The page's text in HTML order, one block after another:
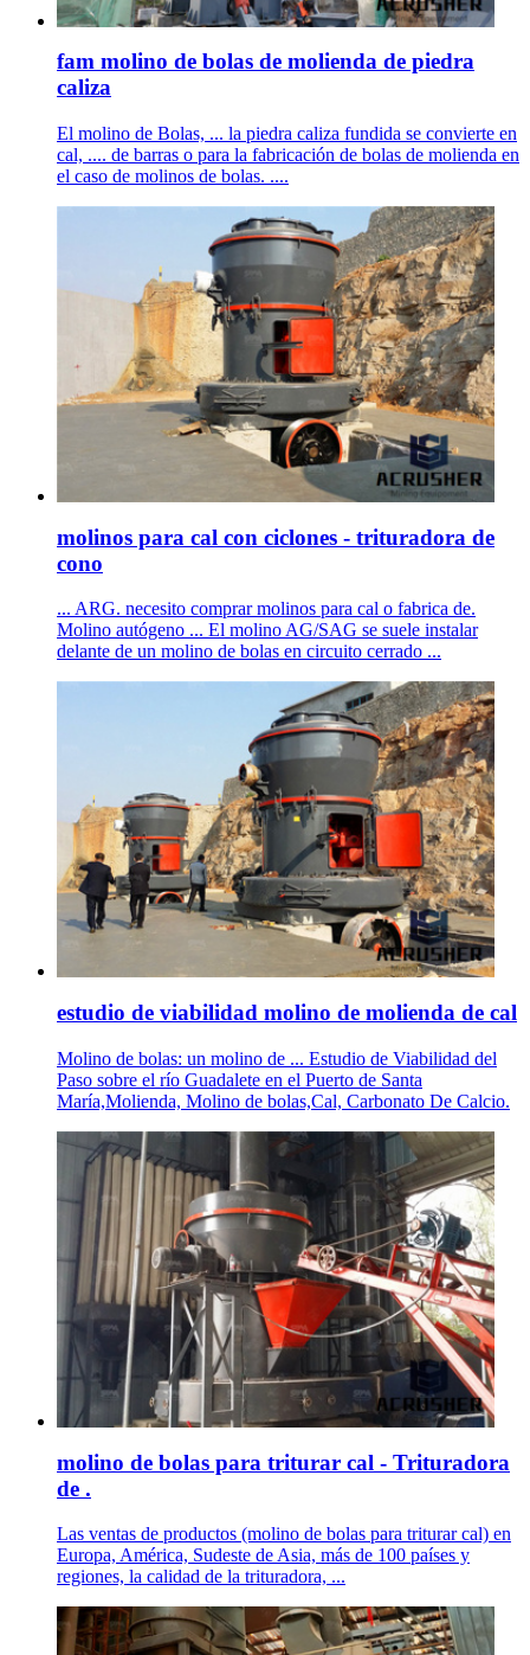
fam molino de bolas de molienda de piedra
caliza
El molino de Bolas, ... la piedra caliza fundida se convierte en
cal, .... de barras o para la fabricación de bolas de molienda en
el caso de molinos de bolas. ....
molinos para cal con ciclones - trituradora de
cono
... ARG. necesito comprar molinos para cal o fabrica de.
Molino autógeno ... El molino AG/SAG se suele instalar
delante de un molino de bolas en circuito cerrado ...
estudio de viabilidad molino de molienda de cal
Molino de bolas: un molino de ... Estudio de Viabilidad del
Paso sobre el río Guadalete en el Puerto de Santa
María,Molienda, Molino de bolas,Cal, Carbonato De Calcio.
molino de bolas para triturar cal - Trituradora
de .
Las ventas de productos (molino de bolas para triturar cal) en
Europa, América, Sudeste de Asia, más de 100 países y
regiones, la calidad de la trituradora, ...